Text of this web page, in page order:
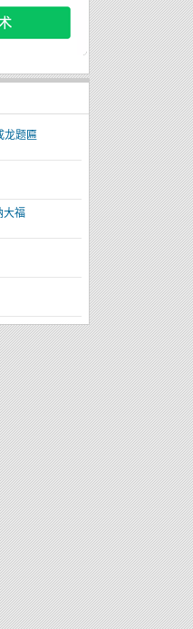
龙题匾
大福